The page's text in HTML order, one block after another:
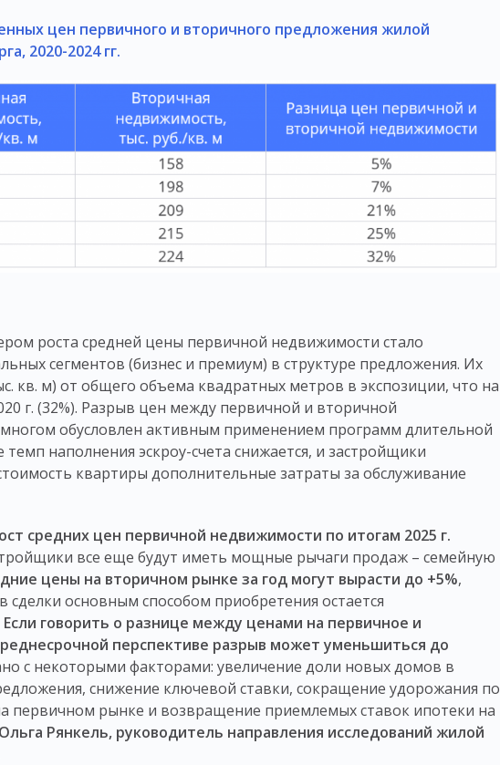
цен первичного и вторичного предложения жилой
2020-2024 гг.
роста средней цены первичной недвижимости стало
сегментов (бизнес и премиум) в структуре предложения. Их
кв. м) от общего объема квадратных метров в экспозиции, что на
г. (32%). Разрыв цен между первичной и вторичной
обусловлен активным применением программ длительной
темп наполнения эскроу-счета снижается, и застройщики
квартиры дополнительные затраты за обслуживание
средних цен первичной недвижимости по итогам 2025 г.
все еще будут иметь мощные рычаги продаж – семейную
цены на вторичном рынке за год могут вырасти до +5%,
сделки основным способом приобретения остается
Если говорить о разнице между ценами на первичное и
перспективе разрыв может уменьшиться до
с некоторыми факторами: увеличение доли новых домов в
снижение ключевой ставки, сокращение удорожания по
первичном рынке и возвращение приемлемых ставок ипотеки на
Ольга Рянкель, руководитель направления исследований жилой